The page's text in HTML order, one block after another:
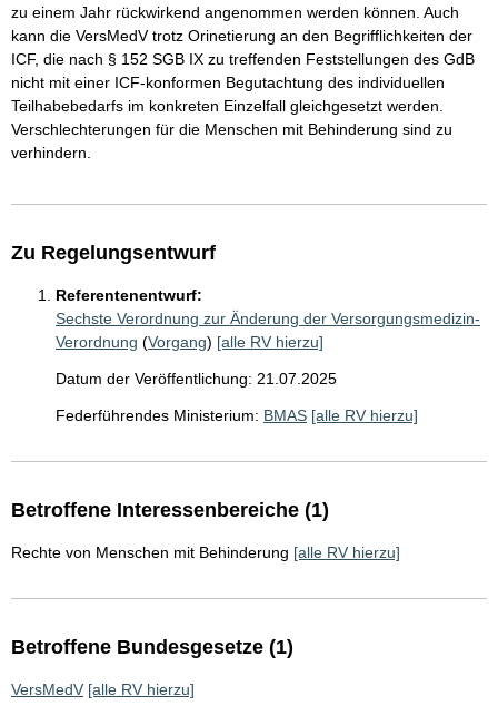
zu einem Jahr rückwirkend angenommen werden können. Auch
kann die VersMedV trotz Orinetierung an den Begrifflichkeiten der
ICF, die nach § 152 SGB IX zu treffenden Feststellungen des GdB
nicht mit einer ICF-konformen Begutachtung des individuellen
Teilhabebedarfs im konkreten Einzelfall gleichgesetzt werden.
Verschlechterungen für die Menschen mit Behinderung sind zu
verhindern.
Zu Regelungsentwurf
Referentenentwurf:
Sechste Verordnung zur Änderung der Versorgungsmedizin-
Verordnung (Vorgang) [alle RV hierzu]
Datum der Veröffentlichung: 21.07.2025
Federführendes Ministerium: BMAS [alle RV hierzu]
Betroffene Interessenbereiche (1)
Rechte von Menschen mit Behinderung [alle RV hierzu]
Betroffene Bundesgesetze (1)
VersMedV [alle RV hierzu]